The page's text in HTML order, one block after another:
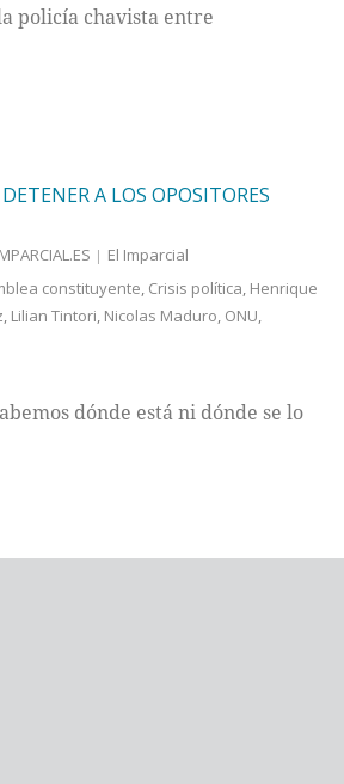
policía chavista entre
A LOS OPOSITORES
El Imparcial
constituyente, Crisis política, Henrique
, Lilian Tintori, Nicolas Maduro, ONU,
dónde está ni dónde se lo